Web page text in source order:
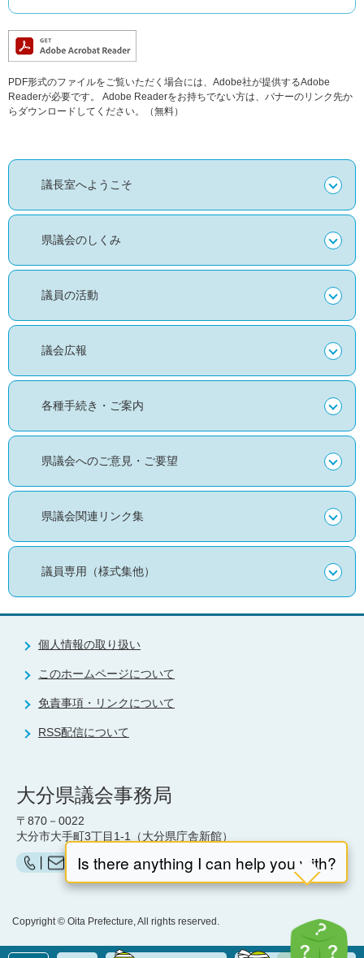
PDF形式のファイルをご覧いただく場合には、Adobe社が提供するAdobe
Readerが必要です。
Adobe Readerをお持ちでない方は、バナーのリンク先か
らダウンロードしてください。（無料）
議長室へようこそ
県議会のしくみ
議員の活動
議会広報
各種手続き・ご案内
県議会へのご意見・ご要望
県議会関連リンク集
議員専用（様式集他）
個人情報の取り扱い
このホームページについて
免責事項・リンクについて
RSS配信について
大分県議会事務局
〒870－0022
大分市大手町3丁目1-1（大分県庁舎新館）
お問い合わせ（県議会事務局）はこちら
Copyright © Oita Prefecture, All rights reserved.